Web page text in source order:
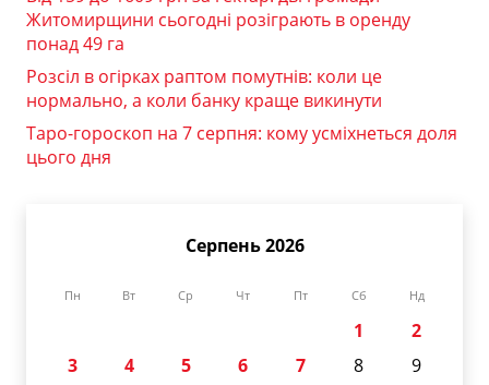
Житомирщини сьогодні розіграють в оренду
понад 49 га
Розсіл в огірках раптом помутнів: коли це
нормально, а коли банку краще викинути
Таро-гороскоп на 7 серпня: кому усміхнеться доля
цього дня
Серпень 2026
Пн Вт Ср Чт Пт Сб Нд
1
2
3
4 5 6 7 8
9